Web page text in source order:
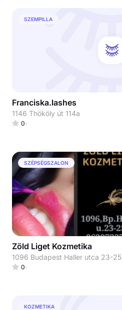
SZEMPILLA
Franciska.lashes
1146 Thököly út 114a
0
SZÉPSÉGSZALON
Zöld Liget Kozmetika
1096 Budapest Haller utca 23-25
0
KOZMETIKA